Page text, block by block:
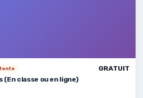
GRATUIT
classe ou en ligne)